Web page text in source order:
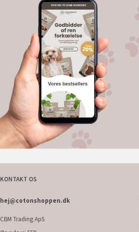
KONTAKT OS
hej@cotonshoppen.dk
CBM Trading ApS